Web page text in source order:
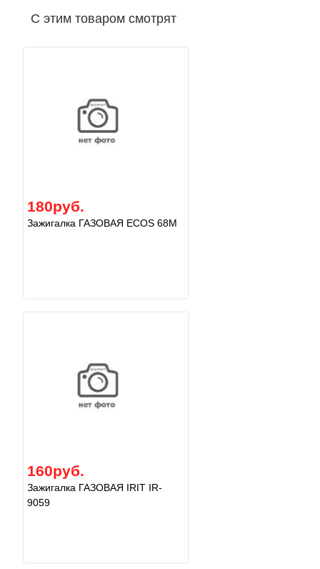
С этим товаром смотрят
180руб.
Зажигалка ГАЗОВАЯ ECOS 68M
160руб.
Зажигалка ГАЗОВАЯ IRIT IR-
9059